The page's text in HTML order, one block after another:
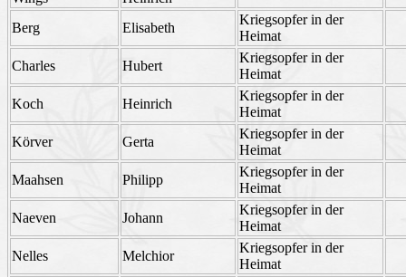
Berg
Elisabeth
Kriegsopfer in der
Heimat
Charles
Hubert
Kriegsopfer in der
Heimat
Koch
Heinrich
Kriegsopfer in der
Heimat
Körver
Gerta
Kriegsopfer in der
Heimat
Maahsen
Philipp
Kriegsopfer in der
Heimat
Naeven
Johann
Kriegsopfer in der
Heimat
Nelles
Melchior
Kriegsopfer in der
Heimat